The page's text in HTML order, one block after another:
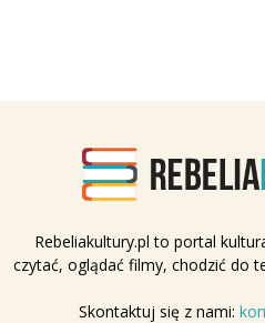
Rebeliakultury.pl to portal
czytać, oglądać filmy, chodzić do
Skontaktuj się z nami: